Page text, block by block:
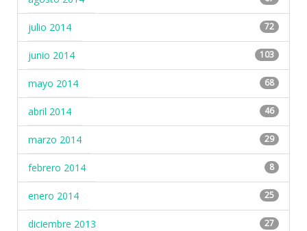
julio 2014 72
junio 2014 103
mayo 2014 68
abril 2014 46
marzo 2014 29
febrero 2014 8
enero 2014 25
diciembre 2013 27